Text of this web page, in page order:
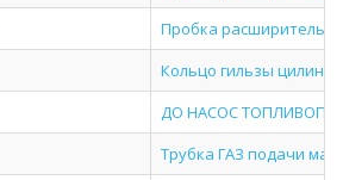
Пробка
Кольцо гильзы
ДО НАСОС
Трубка ГАЗ подачи